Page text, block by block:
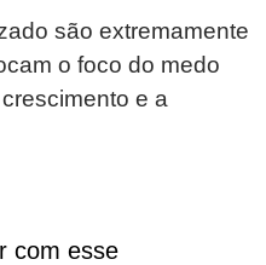
são extremamente
o foco do medo
e a
com esse